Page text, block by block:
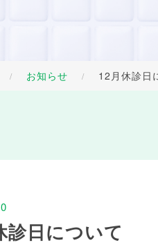
/ お知らせ / 12月休診日
診日について